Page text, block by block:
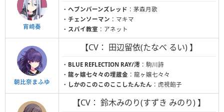
宵崎奏
・ ヘブンバーンズレッド ：茅森月歌
・ チェンソーマン ：マキマ
・ スパイ教室 ：アネット
朝比奈まふゆ
【CV： 田辺留依(たなべ るい) 】
・ BLUE REFLECTION RAY/澪 ：駒川詩
・ 龍ヶ嬢七々々の埋蔵金 ：龍ヶ嬢七々々
・ しかのこのこのここしたんたん ：虎視餡子
【CV： 鈴木みのり(すずき みのり) 】